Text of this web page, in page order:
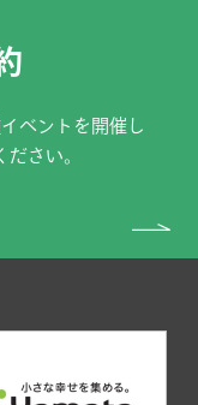
ベントを開催し
さい。